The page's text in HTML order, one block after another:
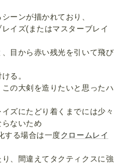
ーンが描かれており、
イズ(またはマスターブレイ
目から赤い残光を引いて飛び
る。
の大剣を造りたいと思ったハ
ズにたどり着くまでには少々
ないため
する場合は一度クロームレイ
、間違えてタクティクスに強